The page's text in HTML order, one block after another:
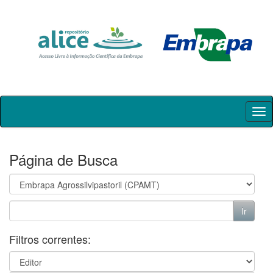
Skip
Página de Busca
Filtros correntes: